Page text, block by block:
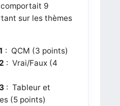
9
sur les thèmes
: QCM (3 points)
: Vrai/Faux (4
: Tableur et
(5 points)